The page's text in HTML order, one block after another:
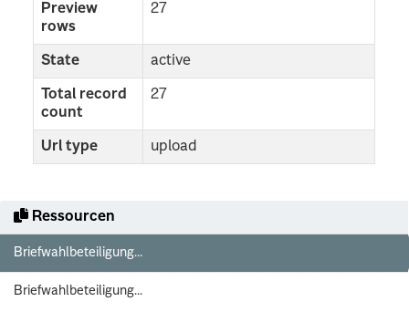
Ressourcen
Briefwahlbeteiligung...
Briefwahlbeteiligung...
Preview
rows
27
State active
Total record
count
27
Url type upload